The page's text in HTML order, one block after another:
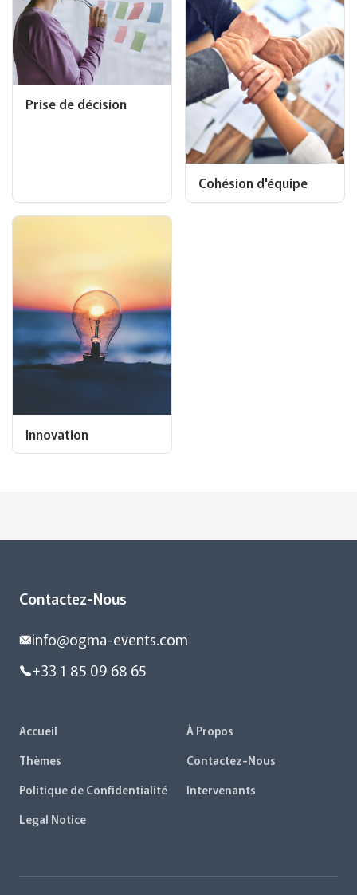
Prise de décision
Cohésion d'équipe
Innovation
Contactez-Nous
info@ogma-events.com
+33 1 85 09 68 65
Accueil
À Propos
Thèmes
Contactez-Nous
Politique de Confidentialité
Intervenants
Legal Notice